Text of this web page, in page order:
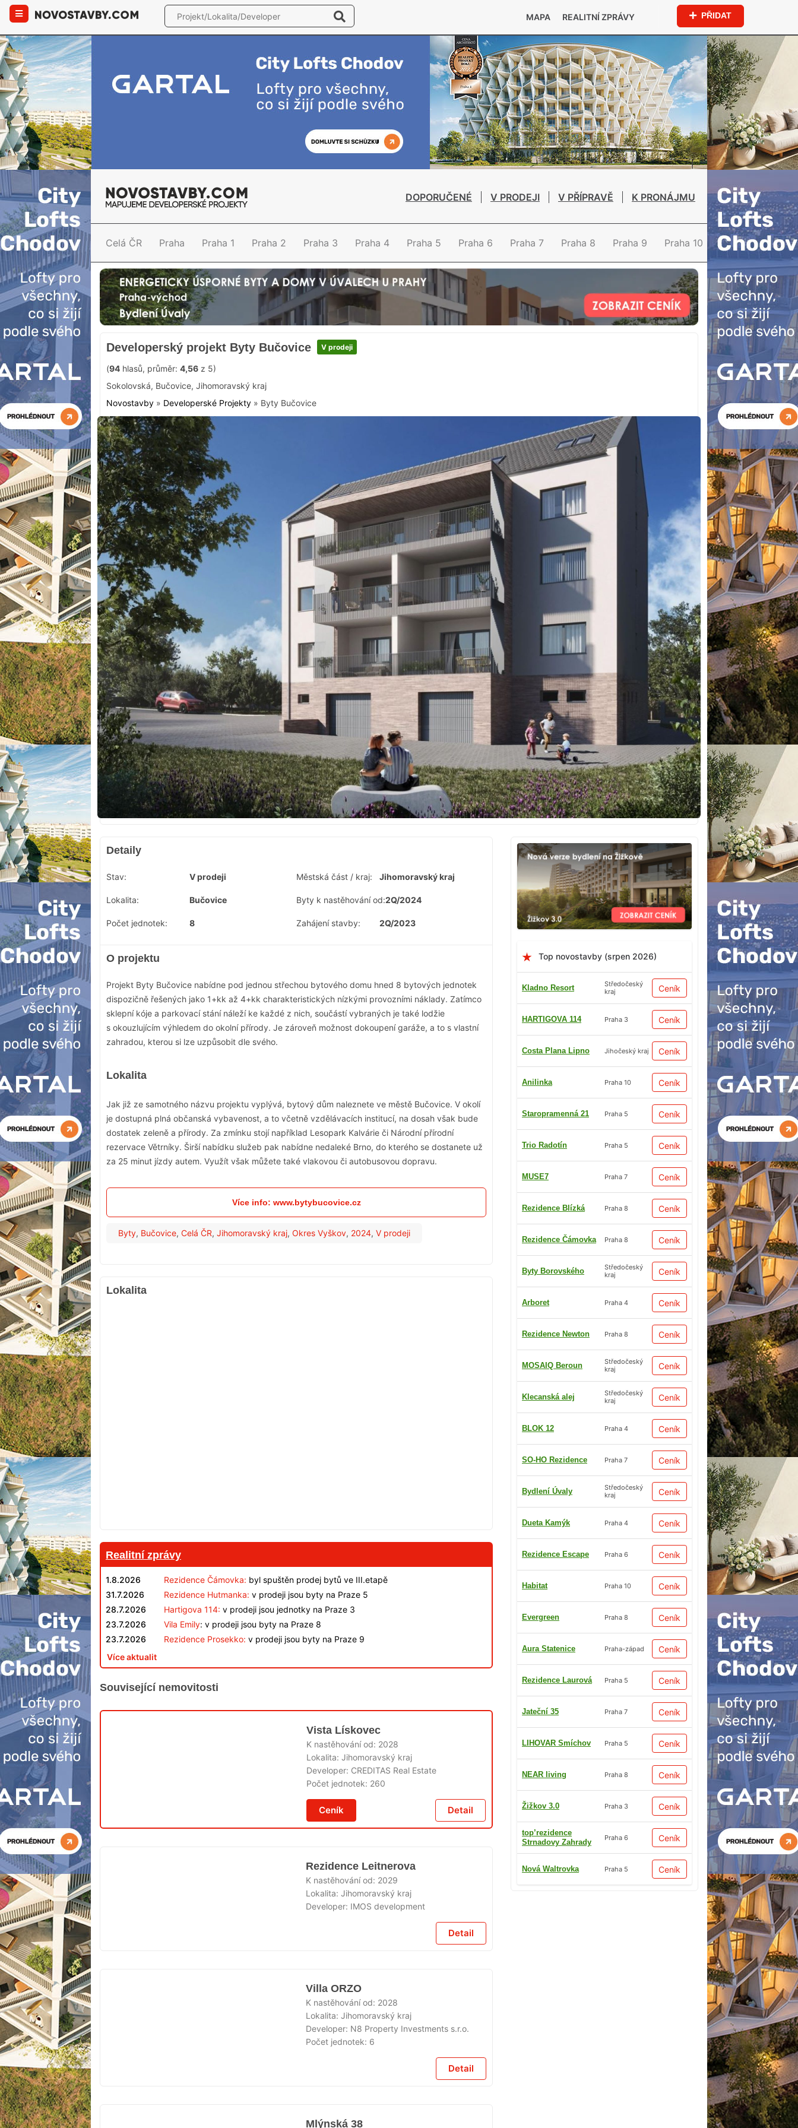
MAPA REALITNÍ ZPRÁVY PŘIDAT
DOPORUČENÉ V PRODEJI V PŘÍPRAVĚ K PRONÁJMU
Celá ČR Praha Praha 1 Praha 2 Praha 3 Praha 4 Praha 5 Praha 6 Praha 7 Praha 8 Praha 9 Praha 10
Developerský projekt Byty Bučovice V prodeji
(94 hlasů, průměr: 4,56 z 5)
Sokolovská, Bučovice, Jihomoravský kraj
Novostavby » Developerské Projekty » Byty Bučovice
Top novostavby (srpen 2026)
Kladno Resort
Středočeský
kraj
Ceník
HARTIGOVA 114 Praha 3 Ceník
Costa Plana Lipno Jihočeský kraj Ceník
Anilinka Praha 10 Ceník
Staropramenná 21 Praha 5 Ceník
Trio Radotín Praha 5 Ceník
MUSE7 Praha 7 Ceník
Rezidence Blízká Praha 8 Ceník
Rezidence Čámovka Praha 8 Ceník
Byty Borovského
Středočeský
kraj
Ceník
Arboret Praha 4 Ceník
Rezidence Newton Praha 8 Ceník
MOSAIQ Beroun
Středočeský
kraj
Ceník
Klecanská alej
Středočeský
kraj
Ceník
BLOK 12 Praha 4 Ceník
SO-HO Rezidence Praha 7 Ceník
Bydlení Úvaly
Středočeský
kraj
Ceník
Dueta Kamýk Praha 4 Ceník
Rezidence Escape Praha 6 Ceník
Habitat Praha 10 Ceník
Evergreen Praha 8 Ceník
Aura Statenice Praha-západ Ceník
Rezidence Laurová Praha 5 Ceník
Jateční 35 Praha 7 Ceník
LIHOVAR Smíchov Praha 5 Ceník
NEAR living Praha 8 Ceník
Žižkov 3.0 Praha 3 Ceník
top’rezidence
Strnadovy Zahrady
Praha 6 Ceník
Nová Waltrovka Praha 5 Ceník
Detaily
Stav: V prodeji Městská část / kraj: Jihomoravský kraj
Lokalita: Bučovice Byty k nastěhování od:2Q/2024
Počet jednotek: 8 Zahájení stavby: 2Q/2023
O projektu
Projekt Byty Bučovice nabídne pod jednou střechou bytového domu hned 8 bytových jednotek
dispozičně řešených jako 1+kk až 4+kk charakteristických nízkými provozními náklady. Zatímco
sklepní kóje a parkovací stání náleží ke každé z nich, součástí vybraných je také lodžie
s okouzlujícím výhledem do okolní přírody. Je zároveň možnost dokoupení garáže, a to s vlastní
zahradou, kterou si lze uzpůsobit dle svého.
Lokalita
Jak již ze samotného názvu projektu vyplývá, bytový dům naleznete ve městě Bučovice. V okolí
je dostupná plná občanská vybavenost, a to včetně vzdělávacích institucí, na dosah však bude
dostatek zeleně a přírody. Za zmínku stojí například Lesopark Kalvárie či Národní přírodní
rezervace Větrníky. Širší nabídku služeb pak nabídne nedaleké Brno, do kterého se dostanete už
za 25 minut jízdy autem. Využít však můžete také vlakovou či autobusovou dopravu.
Více info: www.bytybucovice.cz
Byty, Bučovice, Celá ČR, Jihomoravský kraj, Okres Vyškov, 2024, V prodeji
Lokalita
Realitní zprávy
1.8.2026 Rezidence Čámovka: byl spuštěn prodej bytů ve III.etapě
31.7.2026
Rezidence Hutmanka: v prodeji jsou byty na Praze 5
28.7.2026
Hartigova 114: v prodeji jsou jednotky na Praze 3
23.7.2026
Vila Emily: v prodeji jsou byty na Praze 8
23.7.2026
Rezidence Prosekko: v prodeji jsou byty na Praze 9
Více aktualit
Související nemovitosti
Vista Lískovec
K nastěhování od: 2028
Lokalita:Jihomoravský kraj
Developer: CREDITAS Real Estate
Počet jednotek: 260
Ceník Detail
Rezidence Leitnerova
K nastěhování od: 2029
Lokalita:Jihomoravský kraj
Developer: IMOS development
Detail
Villa ORZO
K nastěhování od: 2028
Lokalita:Jihomoravský kraj
Developer: N8 Property Investments s.r.o.
Počet jednotek: 6
Detail
Mlýnská 38